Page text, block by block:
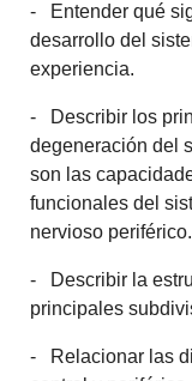
- Entender qué
desarrollo del
experiencia.
- Describir los
degeneración del
son las
funcionales del
nervioso periférico.
- Describir la
principales
- Relacionar las